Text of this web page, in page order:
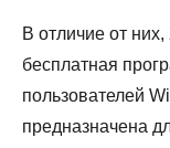
В отличие от
бесплатная
пользователей
предназначена